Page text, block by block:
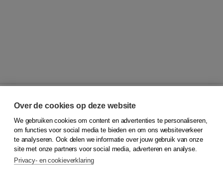
© 2026Koninklijke Boom uitgevers
Klantenservice
Service & informatie
Contact
Over de cookies op deze website
We gebruiken cookies om content en advertenties te personaliseren,
om functies voor social media te bieden en om ons websiteverkeer
te analyseren. Ook delen we informatie over jouw gebruik van onze
site met onze partners voor social media, adverteren en analyse.
Privacy- en cookieverklaring